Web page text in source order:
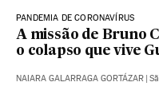
PANDEMIA DE CORONAVÍRUS
A missão de Bruno
o colapso que vive
NAIARA GALARRAGA GORTÁZAR